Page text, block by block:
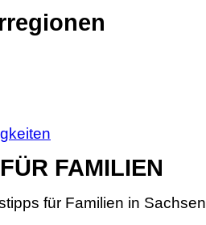
FAMILIEN
für Familien in Sachsen